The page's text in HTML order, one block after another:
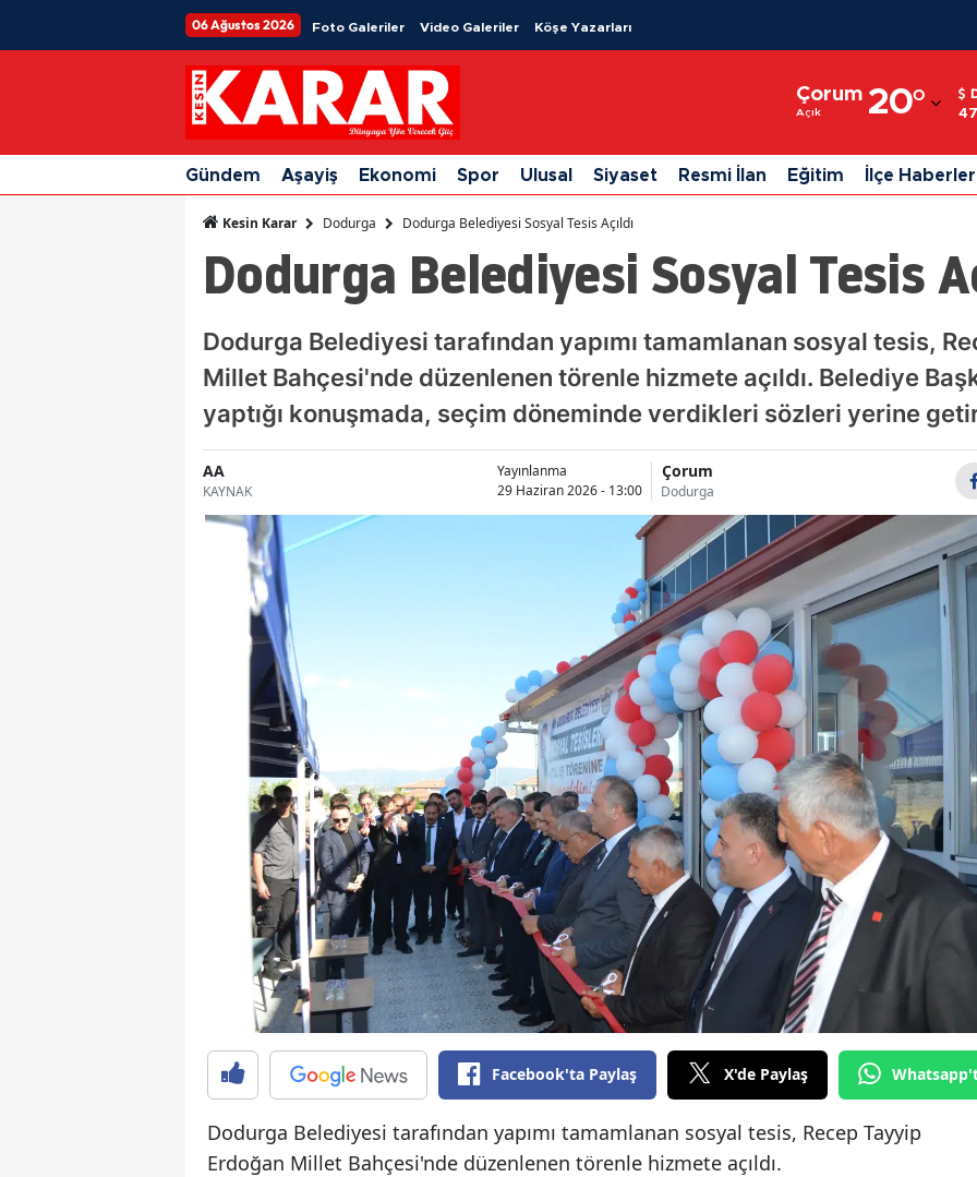
06 Ağustos 2026 Foto Galeriler Video Galeriler Köşe Yazarları
Çorum
Açık 20°
Adıyaman
Afyonkarahisar
Ağrı
Ankara
Antalya
Artvin
Aydın
Bilecik
Bingöl
Bitlis
Bolu
Burdur
Bursa
Çanakkale
Çankırı
Çorum
Denizli
Diyarbakır
Edirne
Elazığ
Erzincan
Erzurum
Gündem Aşayiş Ekonomi Spor Ulusal Siyaset Resmi İlan Eğitim İlçe
Kesin Karar Dodurga Dodurga Belediyesi Sosyal Tesis Açıldı
Dodurga Belediyesi Sosyal Tesis
Dodurga Belediyesi tarafından yapımı tamamlanan sosyal tesis,
Millet Bahçesi'nde düzenlenen törenle hizmete açıldı. Belediye
yaptığı konuşmada, seçim döneminde verdikleri sözleri yerine
AA
KAYNAK
Yayınlanma
29 Haziran 2026 - 13:00
Çorum
Dodurga
Facebook'ta Paylaş X'de Paylaş
Dodurga Belediyesi tarafından yapımı tamamlanan sosyal tesis, Recep Tayyip
Erdoğan Millet Bahçesi'nde düzenlenen törenle hizmete açıldı.